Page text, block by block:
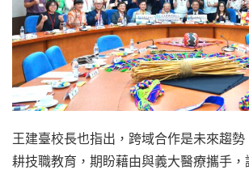
王建臺校長也指出，跨域合作是未來趨
耕技職教育，期盼藉由與義大醫療攜手